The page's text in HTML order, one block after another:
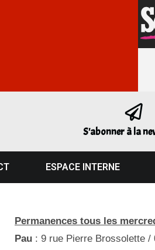
S'abonner à la
ESPACE INTERNE
Permanences tous les
Pau : 9 rue Pierre Brossolette /